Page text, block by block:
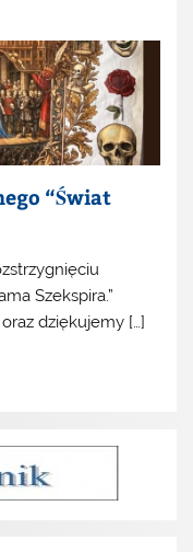
“Świat
Szekspira.”
dziękujemy […]